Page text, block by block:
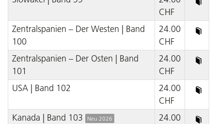
CHF
Zentralspanien – Der Westen | Band
100
24.00
CHF
Zentralspanien – Der Osten | Band
101
24.00
CHF
USA | Band 102
24.00
CHF
Kanada | Band 103
Neu 2026
24.00